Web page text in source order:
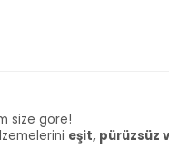
size göre!
eşit, pürüzsüz